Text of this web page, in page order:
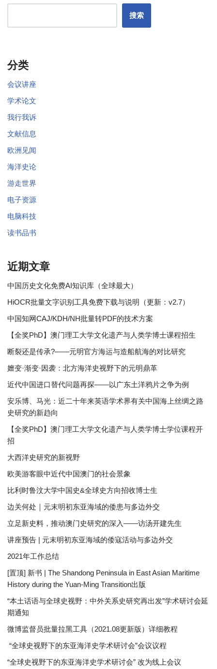
搜索
分类
会议讲座
学术论文
我行我诉
文献信息
欧洲见闻
海洋史论
游走世界
电子资源
电脑科技
读书品书
近期文章
中国历史文化免费AI知识库（全球最大）
HiOCR批量文字识别工具免费下载与说明（更新：v2.7）
中国知网CAJ/KDH/NH批量转PDF的技术方案
【全奖PhD】澳门理工大学文化遗产与人类学博士课程招生
断裂还是传承?——元明官方海运与造船航海的对比研究
嬗变·渐变·因袭：北方海洋史视野下的元明鼎革
近代中国进口替代问题再探——以广东土洋鸦片之争为例
安乐博、马光：近二十年来英语学术界有关中国海上丝绸之路
史研究的新趋向
【全奖PhD】澳门理工大学文化遗产与人类学博士学位课程开
招
大西洋史研究的新视野
欧美游客眼中近代中国澳门的社会景象
比利时鲁汶大学中国史&全球史方向招收博士生
边关何处｜元末明初东亚海域的倭患与多边外交
立足新史料，推动澳门史研究的深入——访汤开建先生
讲座预告 | 元末明初东亚海域的倭寇活动与多边外交
2021年工作总结
[置顶] 新书 | The Shandong Peninsula in East Asian Maritime
History during the Yuan-Ming Transition出版
“本土话语与全球史视野：中外关系史研究再出发”学术研讨会延
期通知
微博监督员批量拉黑工具（2021.08更新版）详细教程
“全球史视野下的东亚海洋史学术研讨会”会议议程
“全球史视野下的东亚海洋史学术研讨会” 改为线上会议